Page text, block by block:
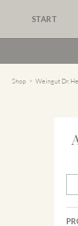
START
Shop Weingut Dr.